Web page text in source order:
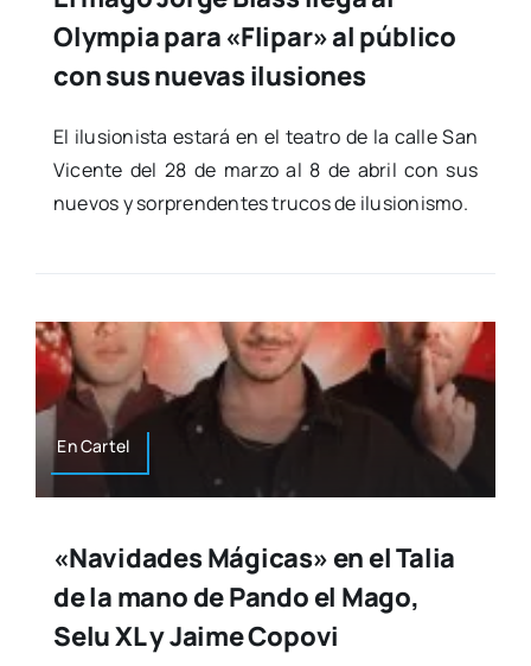
Olympia para «Flipar» al público
con sus nuevas ilusiones
El ilu­sio­nis­ta esta­rá en el tea­tro de la calle San
Vicen­te del 28 de mar­zo al 8 de abril con sus
nue­vos y sor­pren­den­tes tru­cos de ilu­sio­nis­mo.
En Car­tel
«Navidades Mágicas» en el Talia
de la mano de Pando el Mago,
Selu XL y Jaime Copovi